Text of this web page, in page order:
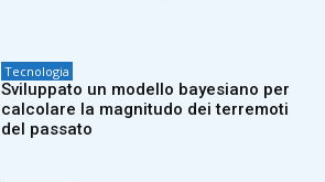
Tecnologia
Sviluppato un modello bayesiano per
calcolare la magnitudo dei terremoti
del passato